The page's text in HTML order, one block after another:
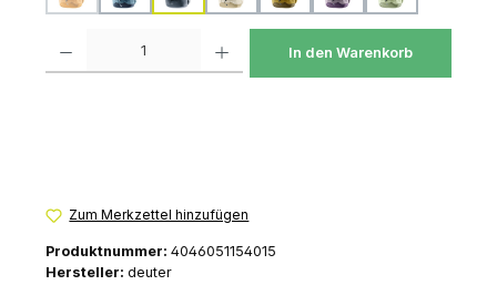
In den Warenkorb
Zum Merkzettel hinzufügen
Produktnummer: 4046051154015
Hersteller: deuter